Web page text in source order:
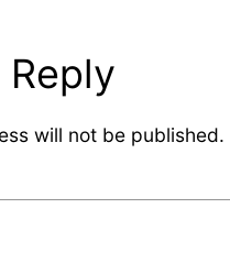
Reply
will not be published.